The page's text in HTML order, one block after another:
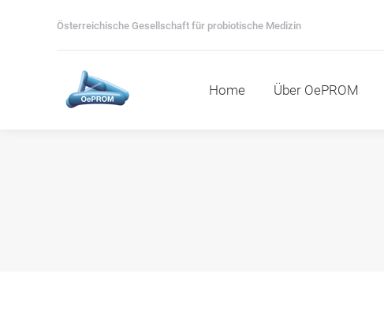
Österreichische Gesellschaft für probiotische Medizin
Home Über OePROM
Home Über OePROM